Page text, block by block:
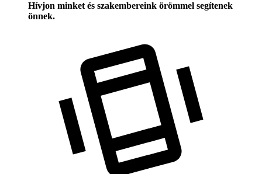
Hívjon minket és szakembereink örömmel segítenek
önnek.